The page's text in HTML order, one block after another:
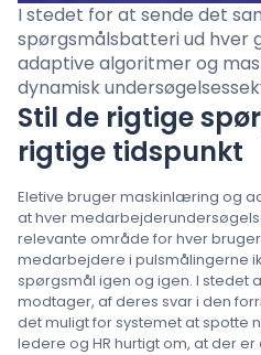
Log ind
I stedet for at sende det
spørgsmålsbatteri ud hver
adaptive algoritmer og
dynamisk
Stil de rigtige
rigtige tidspunkt
Eletive bruger maskinlæring og
at hver
relevante område for hver
medarbejdere i pulsmålingerne
spørgsmål igen og igen. I
modtager, af deres svar i den
det muligt for systemet at spotte
ledere og HR hurtigt om, at der